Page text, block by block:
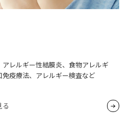
レルギー性結膜炎、食物アレルギ
疫療法、アレルギー検査など
る